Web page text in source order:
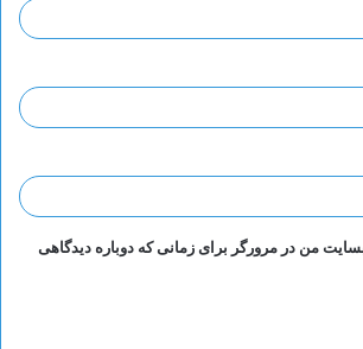
من در مرورگر برای زمانی که دوباره دیدگاهی